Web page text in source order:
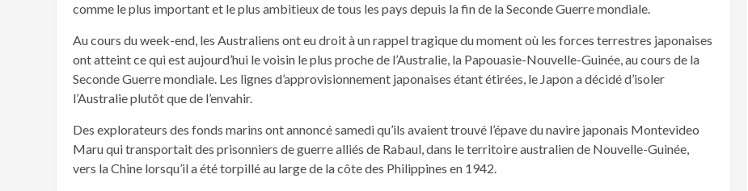
comme le plus important et le plus ambitieux de tous les pays depuis la fin de la Seconde Guerre mondiale.
Au cours du week-end, les Australiens ont eu droit à un rappel tragique du moment où les forces terrestres japonaises
ont atteint ce qui est aujourd’hui le voisin le plus proche de l’Australie, la Papouasie-Nouvelle-Guinée, au cours de la
Seconde Guerre mondiale. Les lignes d’approvisionnement japonaises étant étirées, le Japon a décidé d’isoler
l’Australie plutôt que de l’envahir.
Des explorateurs des fonds marins ont annoncé samedi qu’ils avaient trouvé l’épave du navire japonais Montevideo
Maru qui transportait des prisonniers de guerre alliés de Rabaul, dans le territoire australien de Nouvelle-Guinée,
vers la Chine lorsqu’il a été torpillé au large de la côte des Philippines en 1942.